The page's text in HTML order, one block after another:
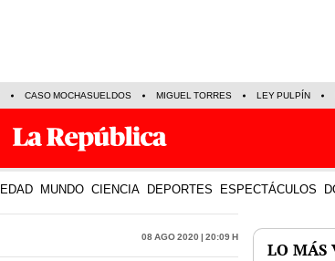
CASO MOCHASUELDOS MIGUEL TORRES LEY PULPÍN
MUNDO CIENCIA DEPORTES ESPECTÁCULOS
08 Ago 2020 | 20:09 h
LO MÁS